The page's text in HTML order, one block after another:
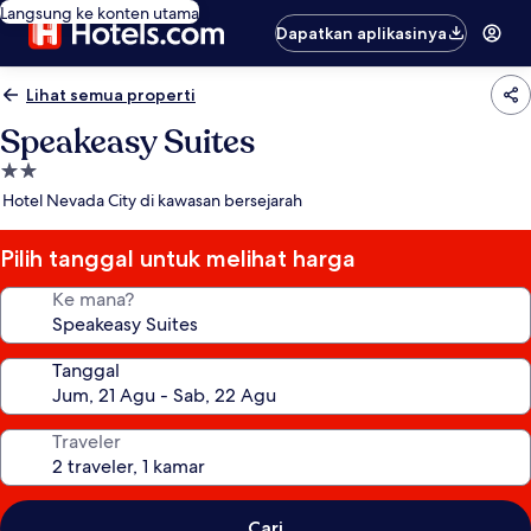
Langsung ke konten utama
Dapatkan aplikasinya
Lihat semua properti
Speakeasy Suites
Properti
bintang
Hotel Nevada City di kawasan bersejarah
Pilih tanggal untuk melihat harga
Ke mana?
Tanggal
Traveler